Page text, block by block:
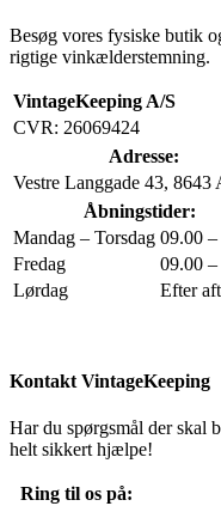
Besøg vores fysiske butik
rigtige vinkælderstemning.
VintageKeeping A/S
CVR: 26069424
Adresse:
Vestre Langgade 43, 8643
Åbningstider:
Mandag – Torsdag 09.00
Fredag
09.00
Lørdag
Efter
Kontakt VintageKeeping
Har du spørgsmål der skal
helt sikkert hjælpe!
Ring til os på: